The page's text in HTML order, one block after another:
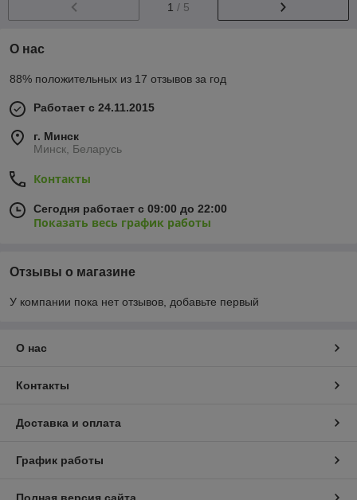
1 / 5
О нас
88% положительных из 17 отзывов за год
Работает с 24.11.2015
г. Минск
Минск, Беларусь
Контакты
Сегодня работает с 09:00 до 22:00
Показать весь график работы
Отзывы о магазине
У компании пока нет отзывов, добавьте первый
О нас
Контакты
Доставка и оплата
График работы